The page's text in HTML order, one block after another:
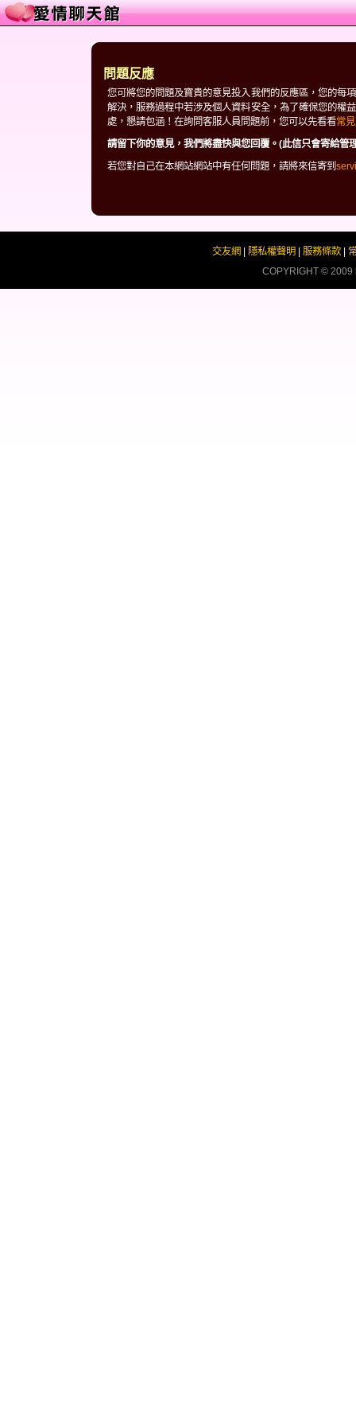
問題反應
您可將您的問題及寶貴的意見投入我們的反應區，您的每
解決，服務過程中若涉及個人資料安全，為了確保您的權
處，懇請包涵！在詢問客服人員問題前，您可以先看看常
請留下你的意見，我們將盡快與您回覆。(此信只會寄給管
若您對自己在本網站網站中有任何問題，請將來信寄到
交友網 隱私權聲明 服務條款|
COPYRIGHT © 2009